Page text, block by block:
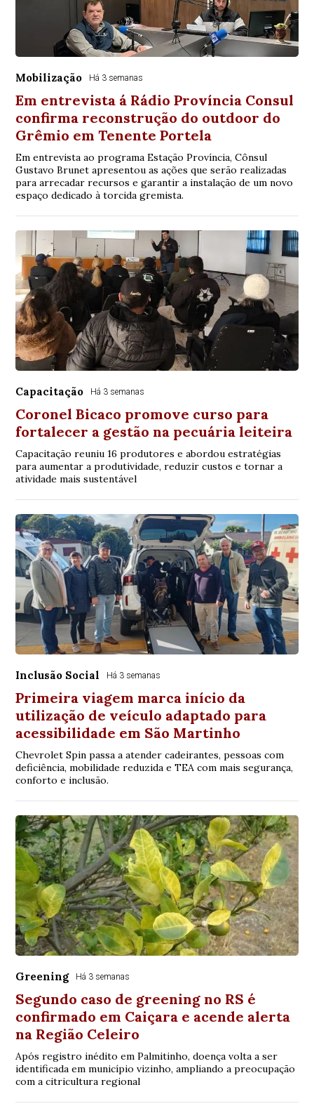
Mobilização Há 3 semanas
Em entrevista á Rádio Província Consul
confirma reconstrução do outdoor do
Grêmio em Tenente Portela
Em entrevista ao programa Estação Província, Cônsul
Gustavo Brunet apresentou as ações que serão realizadas
para arrecadar recursos e garantir a instalação de um novo
espaço dedicado à torcida gremista.
Capacitação Há 3 semanas
Coronel Bicaco promove curso para
fortalecer a gestão na pecuária leiteira
Capacitação reuniu 16 produtores e abordou estratégias
para aumentar a produtividade, reduzir custos e tornar a
atividade mais sustentável
Inclusão Social Há 3 semanas
Primeira viagem marca início da
utilização de veículo adaptado para
acessibilidade em São Martinho
Chevrolet Spin passa a atender cadeirantes, pessoas com
deficiência, mobilidade reduzida e TEA com mais segurança,
conforto e inclusão.
Greening Há 3 semanas
Segundo caso de greening no RS é
confirmado em Caiçara e acende alerta
na Região Celeiro
Após registro inédito em Palmitinho, doença volta a ser
identificada em município vizinho, ampliando a preocupação
com a citricultura regional